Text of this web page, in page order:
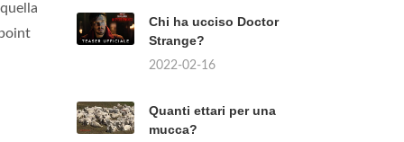
Chi ha ucciso Doctor
Strange?
2022-02-16
Quanti ettari per una
mucca?